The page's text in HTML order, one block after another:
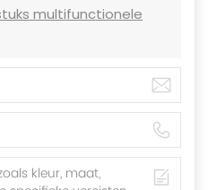
multifunctionele